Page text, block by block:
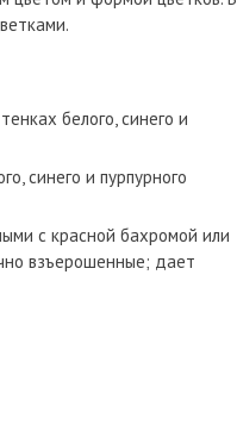
белого, синего и
синего и пурпурного
с красной бахромой или
взъерошенные; дает